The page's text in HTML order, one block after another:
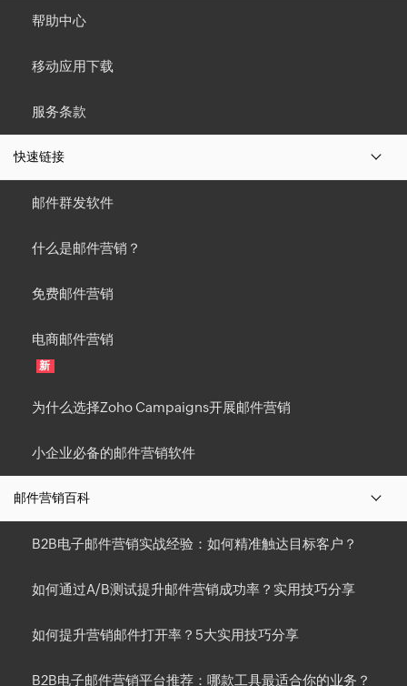
帮助中心
移动应用下载
服务条款
快速链接
邮件群发软件
什么是邮件营销？
免费邮件营销
电商邮件营销
新
为什么选择Zoho Campaigns开展邮件营销
小企业必备的邮件营销软件
邮件营销百科
B2B电子邮件营销实战经验：如何精准触达目标客户？
如何通过A/B测试提升邮件营销成功率？实用技巧分享
如何提升营销邮件打开率？5大实用技巧分享
B2B电子邮件营销平台推荐：哪款工具最适合你的业务？